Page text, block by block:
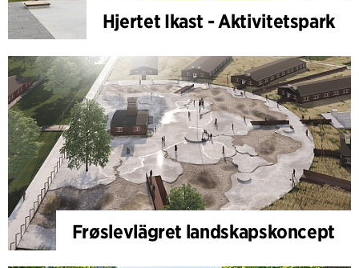
Hjertet Ikast - Aktivitetspark
Frøslevlägret landskapskoncept